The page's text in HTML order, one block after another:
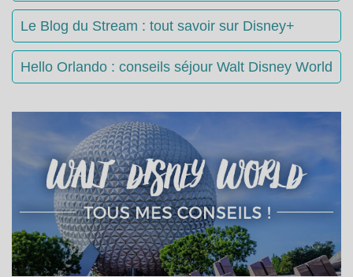
Le Blog du Stream : tout savoir sur Disney+
Hello Orlando : conseils séjour Walt Disney World